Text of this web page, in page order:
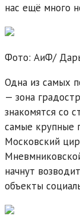
нас ещё много
Фото: АиФ/
Одна из самых
— зона
знакомятся со
самые крупные
Московский
начнут
объекты